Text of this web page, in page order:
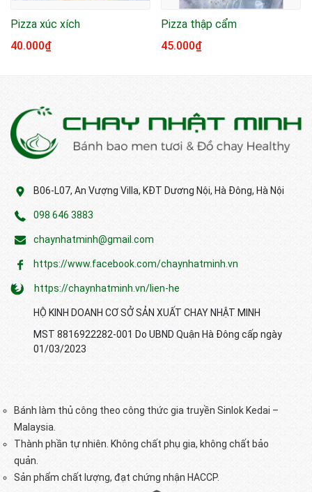
Pizza xúc xích
40.000₫
Pizza thập cẩm
45.000₫
B06-L07, An Vượng Villa, KĐT Dương Nội, Hà Đông, Hà Nội
098 646 3883
chaynhatminh@gmail.com
https://www.facebook.com/chaynhatminh.vn
https://chaynhatminh.vn/lien-he
HỘ KINH DOANH CƠ SỞ SẢN XUẤT CHAY NHẬT MINH
MST 8816922282-001 Do UBND Quận Hà Đông cấp ngày
01/03/2023
Bánh làm thủ công theo công thức gia truyền Sinlok Kedai –
Malaysia.
Thành phần tự nhiên. Không chất phụ gia, không chất bảo
quản.
Sản phẩm chất lượng, đạt chứng nhận HACCP.